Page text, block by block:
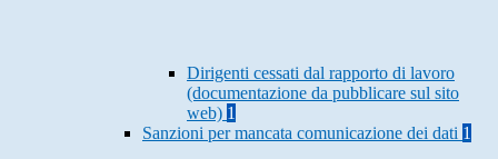
Dirigenti cessati dal rapporto di lavoro
(documentazione da pubblicare sul sito
web) 1
Sanzioni per mancata comunicazione dei dati 1